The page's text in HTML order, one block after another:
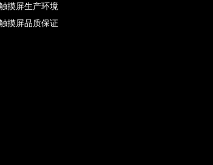
摸屏生产环境
摸屏品质保证